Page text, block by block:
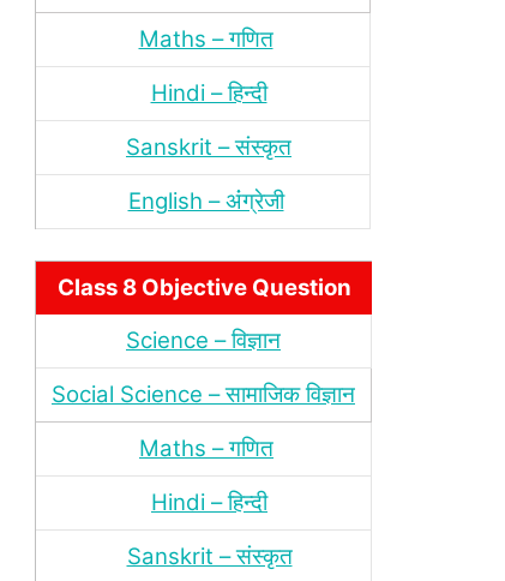
Maths – गणित
Hindi – हिन्‍दी
Sanskrit – संस्‍कृत
English – अंंग्रेजी
Class 8 Objective Question
Science – विज्ञान
Social Science – सामाजिक विज्ञान
Maths – गणित
Hindi – हिन्‍दी
Sanskrit – संस्‍कृत